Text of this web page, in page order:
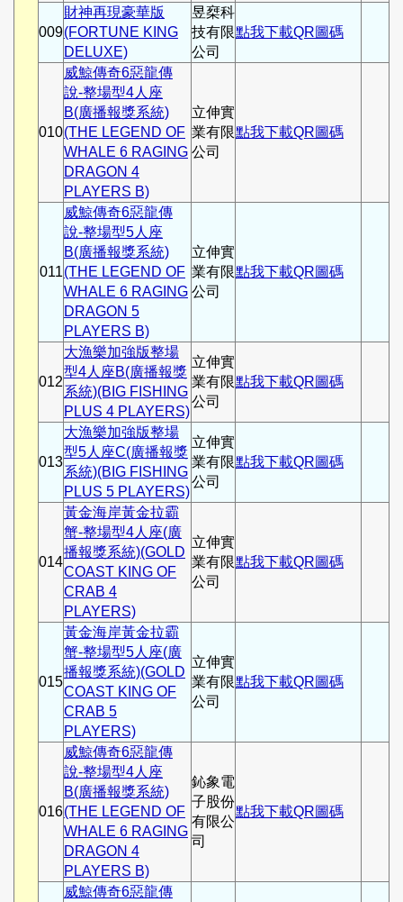
009
財神再現豪華版
(FORTUNE KING
DELUXE)
昱椉科
技有限
公司
點我下載QR圖碼
010
威鯨傳奇6惡龍傳
說-整場型4人座
B(廣播報獎系統)
(THE LEGEND OF
WHALE 6 RAGING
DRAGON 4
PLAYERS B)
立伸實
業有限
公司
點我下載QR圖碼
011
威鯨傳奇6惡龍傳
說-整場型5人座
B(廣播報獎系統)
(THE LEGEND OF
WHALE 6 RAGING
DRAGON 5
PLAYERS B)
立伸實
業有限
公司
點我下載QR圖碼
012
大漁樂加強版整場
型4人座B(廣播報獎
系統)(BIG FISHING
PLUS 4 PLAYERS)
立伸實
業有限
公司
點我下載QR圖碼
013
大漁樂加強版整場
型5人座C(廣播報獎
系統)(BIG FISHING
PLUS 5 PLAYERS)
立伸實
業有限
公司
點我下載QR圖碼
014
黃金海岸黃金拉霸
蟹-整場型4人座(廣
播報獎系統)(GOLD
COAST KING OF
CRAB 4
PLAYERS)
立伸實
業有限
公司
點我下載QR圖碼
015
黃金海岸黃金拉霸
蟹-整場型5人座(廣
播報獎系統)(GOLD
COAST KING OF
CRAB 5
PLAYERS)
立伸實
業有限
公司
點我下載QR圖碼
016
威鯨傳奇6惡龍傳
說-整場型4人座
B(廣播報獎系統)
(THE LEGEND OF
WHALE 6 RAGING
DRAGON 4
PLAYERS B)
鈊象電
子股份
有限公
司
點我下載QR圖碼
威鯨傳奇6惡龍傳